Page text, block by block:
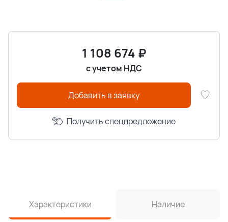
1 108 674 ₽
с учетом НДС
Добавить в заявку
Получить спецпредложение
Характеристики Наличие